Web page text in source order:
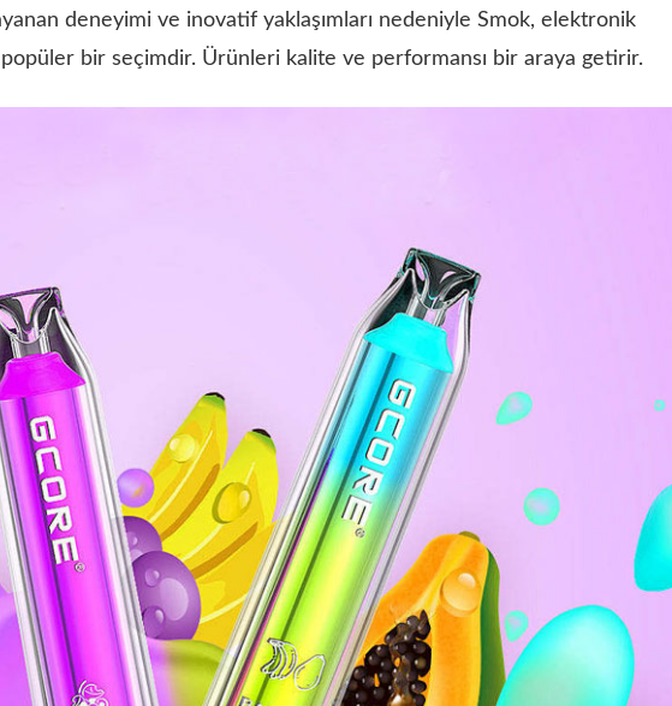
deneyimi ve inovatif yaklaşımları nedeniyle Smok, elektronik
popüler bir seçimdir. Ürünleri kalite ve performansı bir araya getirir.